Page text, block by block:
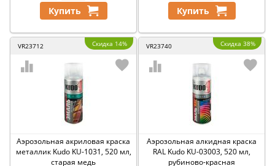
Купить Купить
VR23712 Скидка 14%
Аэрозольная акриловая краска
металлик Kudo KU-1031, 520 мл,
старая медь
VR23740 Скидка 38%
Аэрозольная алкидная краска
RAL Kudo KU-03003, 520 мл,
рубиново-красная